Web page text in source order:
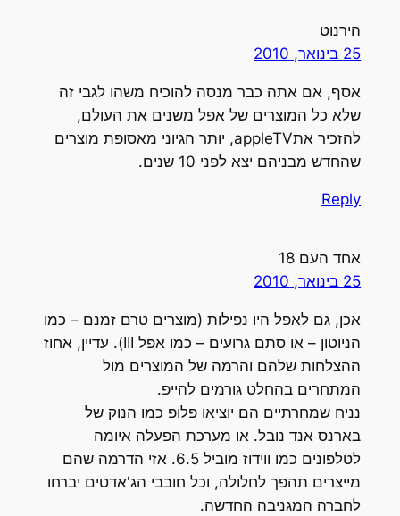
הירנוט
25 בינואר, 2010
אסף, אם אתה כבר מנסה להוכיח משהו לגבי זה
שלא כל המוצרים של אפל משנים את העולם,
להזכיר אתappleTV, יותר הגיוני מאסופת מוצרים
שהחדש מבניהם יצא לפני 10 שנים.
Reply
אחד העם 18
25 בינואר, 2010
אכן, גם לאפל היו נפילות (מוצרים טרם זמנם – כמו
הניוטון – או סתם גרועים – כמו אפל III). עדיין, אחוז
ההצלחות שלהם והרמה של המוצרים מול
המתחרים בהחלט גורמים להייפ.
נניח שמחרתיים הם יוציאו פלופ כמו הנוק של
בארנס אנד נובל. או מערכת הפעלה איומה
לטלפונים כמו ווידוז מוביל 6.5. אזי הדרמה שהם
מייצרים תהפך לחלולה, וכל חובבי הג'אדטים יברחו
לחברה המגניבה החדשה.